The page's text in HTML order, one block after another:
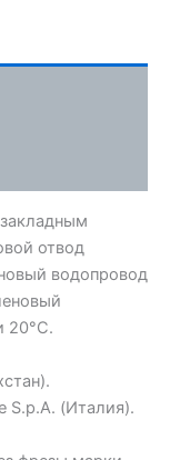
отвод
водопровод
20°C.
S.p.A. (Италия).